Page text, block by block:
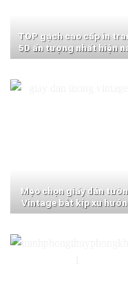
TOP gạch cao cấp in
5D ấn tượng nhất hiện
Mẹo chọn giấy dán
Vintage bắt kịp xu